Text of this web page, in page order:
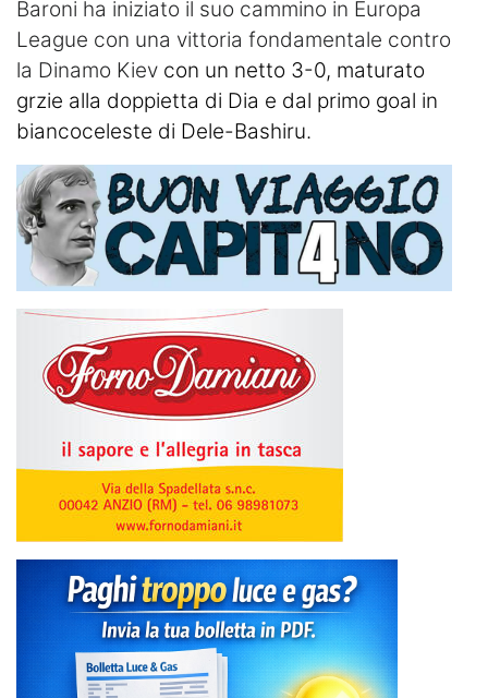
Baroni ha iniziato il suo cammino in Europa
League con una vittoria fondamentale contro
la Dinamo Kiev con un netto 3-0, maturato
grzie alla doppietta di Dia e dal primo goal in
biancoceleste di Dele-Bashiru.